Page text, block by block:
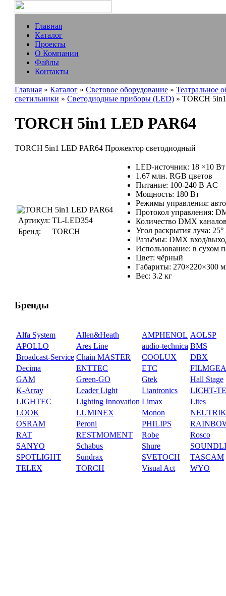
Главная
Каталог
Проекты
О Компании
Файлы
Контакты
Главная » Каталог » Световое оборудование » Театральное
светильники » Светодиодные приборы (LED) » TORCH
TORCH 5in1 LED PAR64
TORCH 5in1 LED PAR64 Прожектор светодиодный
Артикул: TL-LED354
Бренд:
TORCH
LED-источник: 18 ×10
1.67 млн. RGB цветов
Питание: 100-240 В AC
Мощность: 180 Вт
Режимы управления:
Протокол управления:
Количество DMX
Угол раскрытия луча: 25°
Разъёмы: DMX вход/
Использование: в сухом
Цвет: чёрный
Габариты: 270×220×300
Вес: 3.2 кг
Бренды
Alfa System Allen&Heath AMPHENOL AOLSP
APOLLO
Ares Line audio-technica BMS
Broadcast-Service Chain MASTER COOLUX
DBX
Decima
ENTTEC ETC
GAM
Green-GO Gtek
Hall Stage
K-Array
Leader Light Liantronics
LICHT-
LIGHTEC
Lighting Innovation Limax
Lites
LOOK
LUMINEX Monon
NEUTRIK
OSRAM
Peroni PHILIPS
RAT
RESTMOMENT Robe
Rosco
SANYO
Schabus Shure
SPOTLIGHT
Sundrax SVETOCH
TASCAM
TELEX
TORCH Visual Act WYO